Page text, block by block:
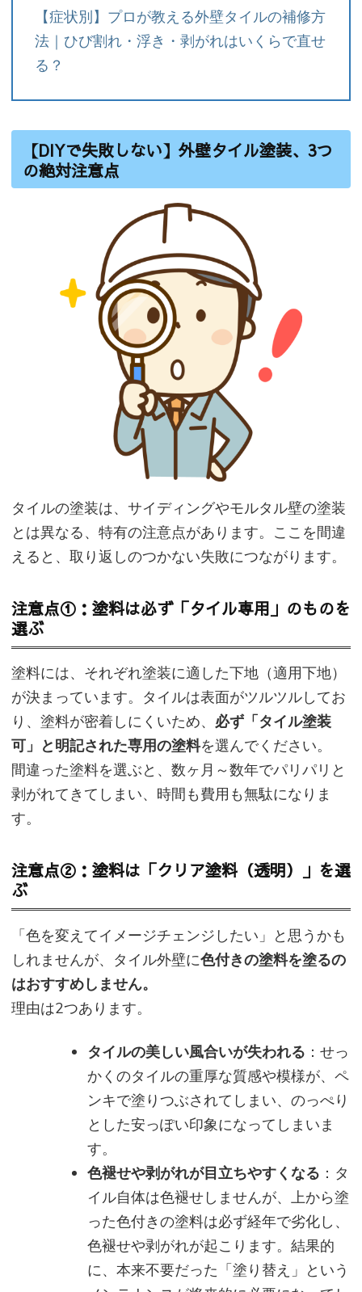
【症状別】プロが教える外壁タイルの補修方
法｜ひび割れ・浮き・剥がれはいくらで直せ
る？
【DIYで失敗しない】外壁タイル塗装、3つ
の絶対注意点
タイルの塗装は、サイディングやモルタル壁の塗装
とは異なる、特有の注意点があります。ここを間違
えると、取り返しのつかない失敗につながります。
注意点①：塗料は必ず「タイル専用」のものを
選ぶ
塗料には、それぞれ塗装に適した下地（適用下地）
が決まっています。タイルは表面がツルツルしてお
り、塗料が密着しにくいため、 必ず「タイル塗装
可」と明記された専用の塗料を選んでください。
間違った塗料を選ぶと、数ヶ月～数年でパリパリと
剥がれてきてしまい、時間も費用も無駄になりま
す。
注意点②：塗料は「クリア塗料（透明）」を選
ぶ
「色を変えてイメージチェンジしたい」と思うかも
しれませんが、タイル外壁に色付きの塗料を塗るの
はおすすめしません。
理由は2つあります。
タイルの美しい風合いが失われる ：せっ
かくのタイルの重厚な質感や模様が、ペ
ンキで塗りつぶされてしまい、のっぺり
とした安っぽい印象になってしまいま
す。
色褪せや剥がれが目立ちやすくなる ：タ
イル自体は色褪せしませんが、上から塗
った色付きの塗料は必ず経年で劣化し、
色褪せや剥がれが起こります。結果的
に、本来不要だった「塗り替え」という